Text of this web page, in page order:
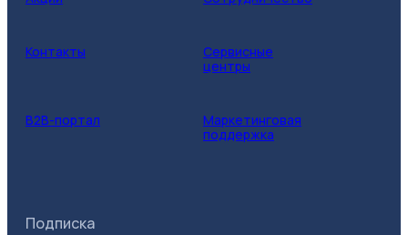
Контакты
Сервисные
центры
B2B-портал
Маркетинговая
поддержка
Подписка